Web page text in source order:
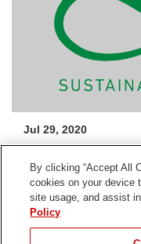
Jul 29, 2020
The Toro Company
Sustainability Endures
By clicking “Accept All
cookies on your device
site usage, and assist
Policy